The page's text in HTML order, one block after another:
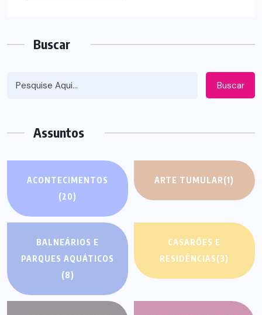
Buscar
Buscar
Assuntos
ACONTECIMENTOS
(20)
ARTE TUMULAR(1)
BALNEÁRIOS E
PARQUES AQUÁTICOS
(8)
CASARÕES E
RESIDÊNCIAS(3)